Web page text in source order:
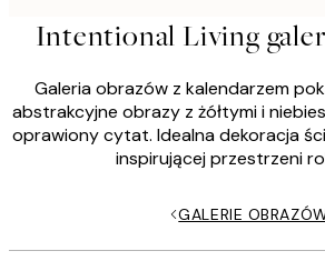
Intentional Living
Galeria obrazów z kalendarzem
abstrakcyjne obrazy z żółtymi i
oprawiony cytat. Idealna dekoracja
inspirującej przestrzeni
GALERIE